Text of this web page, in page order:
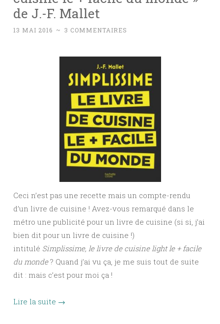
de J.-F. Mallet
13 MAI 2016 ~ 3 COMMENTAIRES
Ceci n’est pas une recette mais un compte-rendu
d’un livre de cuisine ! Avez-vous remarqué dans le
métro une publicité pour un livre de cuisine (si si, j’ai
bien dit pour un livre de cuisine !)
intitulé Simplissime, le livre de cuisine light le + facile
du monde? Quand j’ai vu ça, je me suis tout de suite
dit : mais c’est pour moi ça !
Lire la suite →